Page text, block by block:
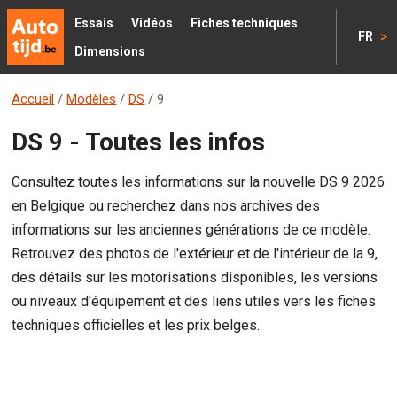
Essais Vidéos
Fiches techniques
Dimensions
FR >
Accueil / Modèles / DS / 9
DS 9 - Toutes les infos
Consultez toutes les informations sur la nouvelle DS 9 2026
en Belgique ou recherchez dans nos archives des
informations sur les anciennes générations de ce modèle.
Retrouvez des photos de l'extérieur et de l'intérieur de la 9,
des détails sur les motorisations disponibles, les versions
ou niveaux d'équipement et des liens utiles vers les fiches
techniques officielles et les prix belges.